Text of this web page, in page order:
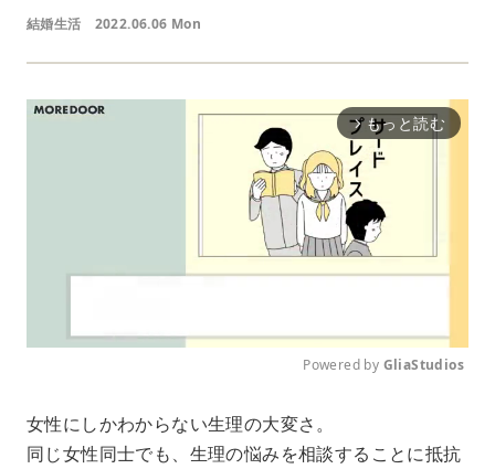
結婚生活 2022.06.06 Mon
arrow_forward_ios もっと読む
t
Powered by GliaStudios
女性にしかわからない生理の大変さ。
同じ女性同士でも、生理の悩みを相談することに抵抗